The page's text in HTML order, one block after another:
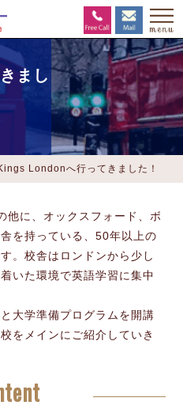
まし
Londonへ行ってきました！
に、オックスフォード、ボ
を持っている、50年以上の
。校舎はロンドンから少し
いた環境で英語学習に集中
大学準備プログラムを開講
をメインにご紹介していき